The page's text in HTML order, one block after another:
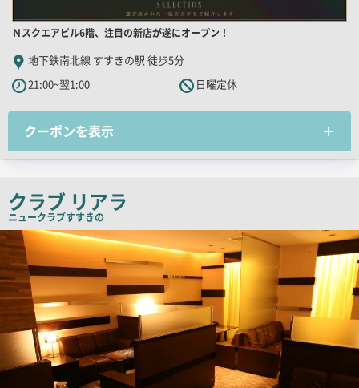
店
舗
PR
キ
ャ
チ
ー
Ｎスクエアビル6階、注目の新店が遂にオープン！
地下鉄南北線 すすきの駅 徒歩5分
21:00~翌1:00
日曜定休
クーポンを表示
クラブ リアラ
ニュークラブすすきの
検
索
果
一
用
画